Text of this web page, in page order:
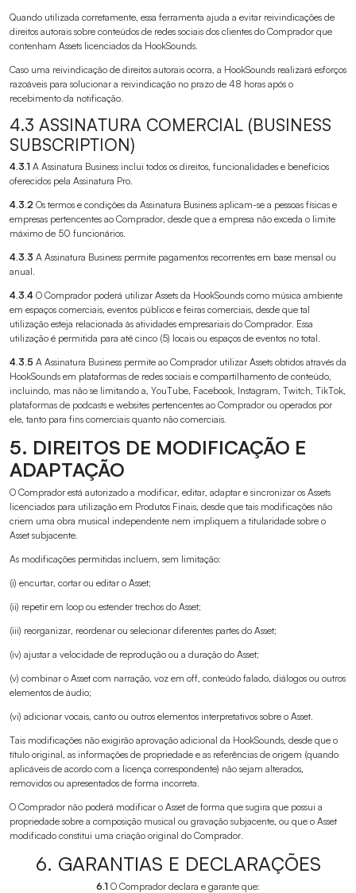
Quando utilizada corretamente, essa ferramenta ajuda a evitar reivindicações de
direitos autorais sobre conteúdos de redes sociais dos clientes do Comprador que
contenham Assets licenciados da HookSounds.
Caso uma reivindicação de direitos autorais ocorra, a HookSounds realizará esforços
razoáveis para solucionar a reivindicação no prazo de 48 horas após o
recebimento da notificação.
4.3 ASSINATURA COMERCIAL (BUSINESS
SUBSCRIPTION)
4.3.1 A Assinatura Business inclui todos os direitos, funcionalidades e benefícios
oferecidos pela Assinatura Pro.
4.3.2 Os termos e condições da Assinatura Business aplicam-se a pessoas físicas e
empresas pertencentes ao Comprador, desde que a empresa não exceda o limite
máximo de 50 funcionários.
4.3.3 A Assinatura Business permite pagamentos recorrentes em base mensal ou
anual.
4.3.4 O Comprador poderá utilizar Assets da HookSounds como música ambiente
em espaços comerciais, eventos públicos e feiras comerciais, desde que tal
utilização esteja relacionada às atividades empresariais do Comprador. Essa
utilização é permitida para até cinco (5) locais ou espaços de eventos no total.
4.3.5 A Assinatura Business permite ao Comprador utilizar Assets obtidos através da
HookSounds em plataformas de redes sociais e compartilhamento de conteúdo,
incluindo, mas não se limitando a, YouTube, Facebook, Instagram, Twitch, TikTok,
plataformas de podcasts e websites pertencentes ao Comprador ou operados por
ele, tanto para fins comerciais quanto não comerciais.
5. DIREITOS DE MODIFICAÇÃO E
ADAPTAÇÃO
O Comprador está autorizado a modificar, editar, adaptar e sincronizar os Assets
licenciados para utilização em Produtos Finais, desde que tais modificações não
criem uma obra musical independente nem impliquem a titularidade sobre o
Asset subjacente.
As modificações permitidas incluem, sem limitação:
(i) encurtar, cortar ou editar o Asset;
(ii) repetir em loop ou estender trechos do Asset;
(iii) reorganizar, reordenar ou selecionar diferentes partes do Asset;
(iv) ajustar a velocidade de reprodução ou a duração do Asset;
(v) combinar o Asset com narração, voz em off, conteúdo falado, diálogos ou outros
elementos de áudio;
(vi) adicionar vocais, canto ou outros elementos interpretativos sobre o Asset.
Tais modificações não exigirão aprovação adicional da HookSounds, desde que o
título original, as informações de propriedade e as referências de origem (quando
aplicáveis de acordo com a licença correspondente) não sejam alterados,
removidos ou apresentados de forma incorreta.
O Comprador não poderá modificar o Asset de forma que sugira que possui a
propriedade sobre a composição musical ou gravação subjacente, ou que o Asset
modificado constitui uma criação original do Comprador.
6. GARANTIAS E DECLARAÇÕES
6.1 O Comprador declara e garante que: